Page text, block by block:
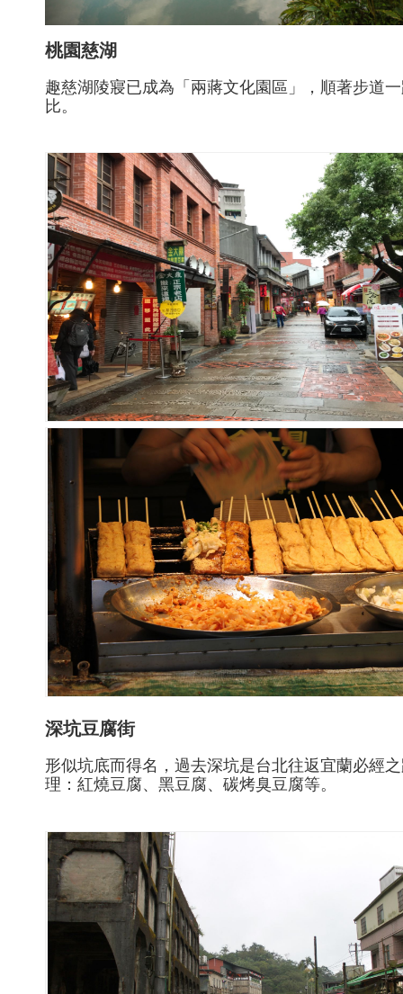
桃園慈湖
趣慈湖陵寢已成為「兩蔣文化園區」，順著步道
比。
深坑豆腐街
形似坑底而得名，過去深坑是台北往返宜蘭必經
理：紅燒豆腐、黑豆腐、碳烤臭豆腐等。